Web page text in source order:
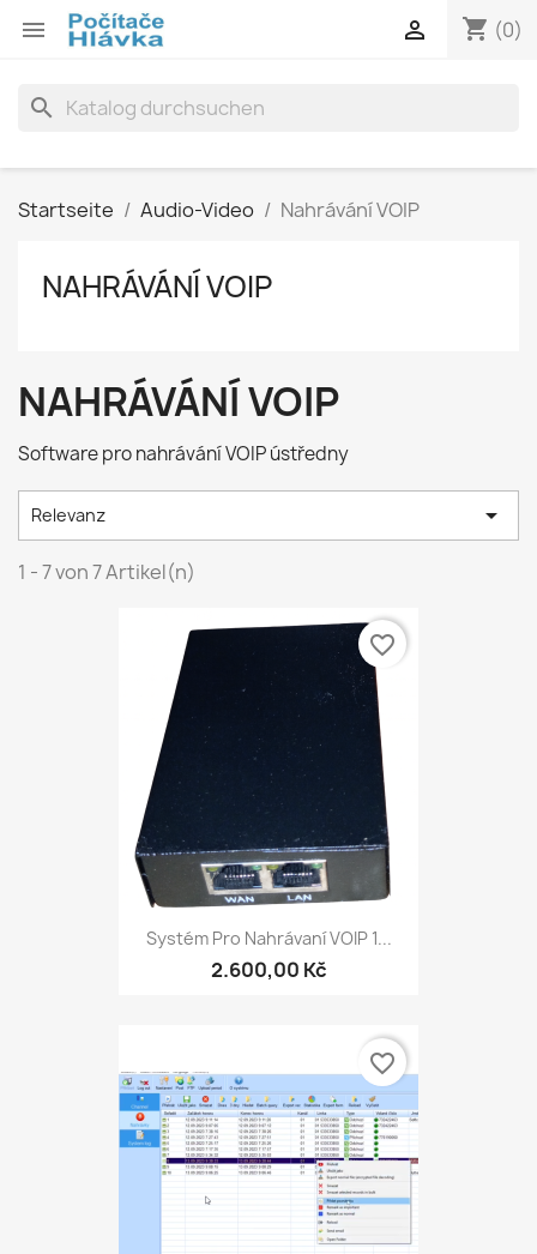
 shopping_cart (0)

search
Startseite Audio-Video Nahrávání VOIP
NAHRÁVÁNÍ VOIP
NAHRÁVÁNÍ VOIP
Software pro nahrávání VOIP ústředny
Relevanz 
1 - 7 von 7 Artikel(n)
Systém Pro Nahrávaní VOIP 1...
2.600,00 Kč
favorite_border
favorite_border